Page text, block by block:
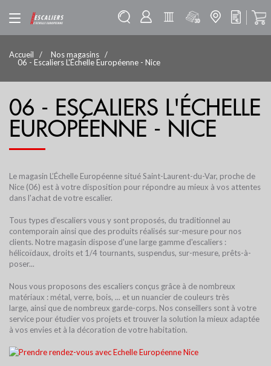
Accueil
Nos magasins
06 - Escaliers L'Échelle Européenne - Nice
06 - ESCALIERS L'ÉCHELLE
EUROPÉENNE - NICE
Le magasin L’Échelle Européenne situé Saint-Laurent-du-Var, proche de
Nice (06) est à votre disposition pour répondre au mieux à vos attentes
dans l'achat de votre escalier.
Tous types d’escaliersvous y sont proposés, du traditionnel au
contemporain ainsi que des produits réalisés sur-mesure pour nos
clients. Notre magasin dispose d'une large gamme d'escaliers :
hélicoïdaux, droits et 1/4 tournants, suspendus, sur-mesure, prêts-à-
poser...
Nous vous proposons des escaliers conçus grâce à de nombreux
matériaux : métal, verre, bois, ... et un nuancier de couleurs très
large, ainsi que de nombreux garde-corps. Nos conseillers sont à votre
service pour étudier vos projets et trouver la solution la mieux adaptée
à vos envies et à la décoration de votre habitation.